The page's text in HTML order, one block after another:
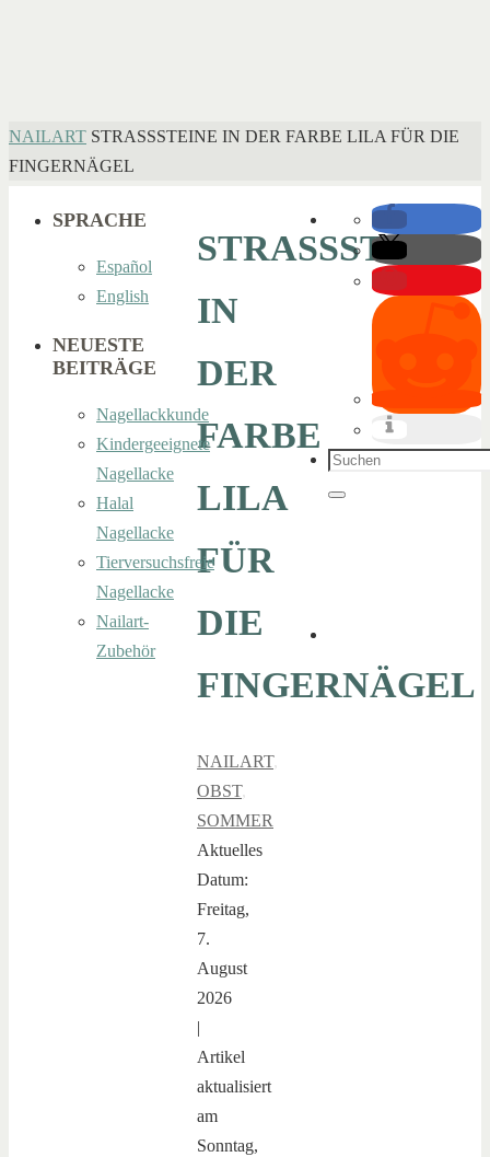
HOME
NAILART STRASSSTEINE IN DER FARBE LILA FÜR DIE
FINGERNÄGEL
STRASSSTEINE
IN
DER
FARBE
LILA
FÜR
DIE
FINGERNÄGEL
NAILART,
OBST,
SOMMER
Aktuelles
Datum:
Freitag,
7.
August
2026
|
Artikel
aktualisiert
am
Sonntag,
SPRACHE
Español
English
NEUESTE
BEITRÄGE
Nagellackkunde
Kindergeeignete
Nagellacke
Halal
Nagellacke
Tierversuchsfreie
Nagellacke
Nailart-
Zubehör
Suchen
nach:
Suchen